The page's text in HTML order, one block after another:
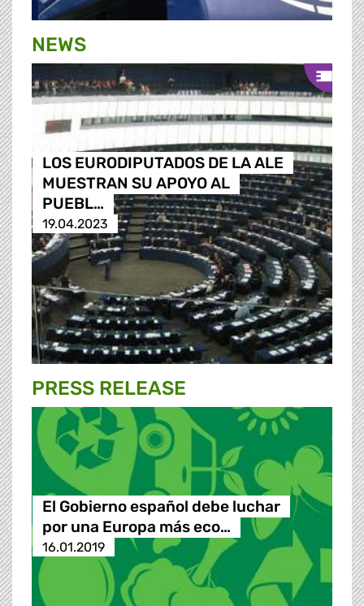
NEWS
LOS EURODIPUTADOS DE LA ALE
MUESTRAN SU APOYO AL
PUEBL…
19.04.2023
PRESS RELEASE
El Gobierno español debe luchar
por una Europa más eco…
16.01.2019